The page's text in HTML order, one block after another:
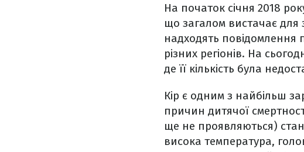
На початок січня 2018
що загалом вистачає для
надходять повідомлення
різних регіонів. На
де її кількість була
Кір є одним з найбільш
причин дитячої
ще не проявляються)
висока температура,